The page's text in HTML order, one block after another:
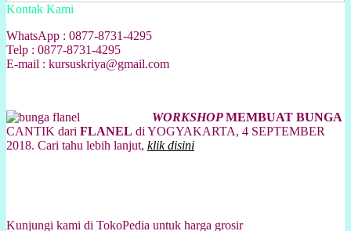
Kontak Kami
WhatsApp : 0877-8731-4295
Telp : 0877-8731-4295
E-mail : kursuskriya@gmail.com
WORKSHOPMEMBUAT BUNGA
CANTIK dari FLANEL di YOGYAKARTA, 4 SEPTEMBER
2018. Cari tahu lebih lanjut, klik disini
Kunjungi kami di TokoPedia untuk harga grosir